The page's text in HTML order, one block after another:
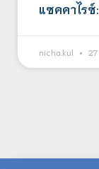
แซคคาไรซ์
nicha.kul